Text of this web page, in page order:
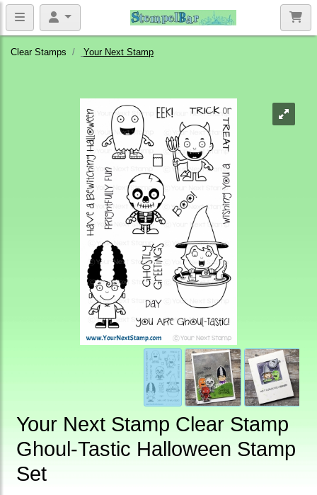
Clear Stamps Your Next Stamp
Your Next Stamp Clear Stamp
Ghoul-Tastic Halloween Stamp
Set